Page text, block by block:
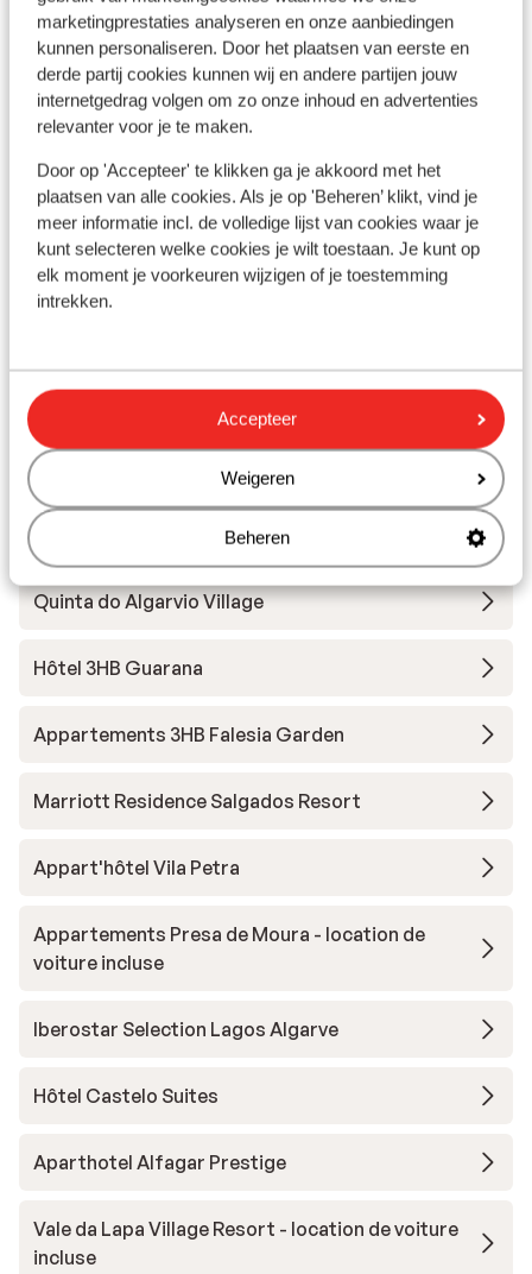
marketingprestaties analyseren en onze aanbiedingen
kunnen personaliseren. Door het plaatsen van eerste en
derde partij cookies kunnen wij en andere partijen jouw
internetgedrag volgen om zo onze inhoud en advertenties
relevanter voor je te maken.
Door op 'Accepteer' te klikken ga je akkoord met het
plaatsen van alle cookies. Als je op 'Beheren’ klikt, vind je
meer informatie incl. de volledige lijst van cookies waar je
kunt selecteren welke cookies je wilt toestaan. Je kunt op
elk moment je voorkeuren wijzigen of je toestemming
intrekken.
Accepteer
Weigeren
Beheren
À proximité
Distance du centre-ville: environ 400 mètres
Distance de l'aéroport environ 45 kilomètres
Distance jusqu'à l'arrêt de bus environ 100 mètres
Distance à la supérette la plus proche environ 900
mètres
Distance au restaurant le plus proche environ 900
mètres
Autres hébergements - Algarve
3HB Faro
Hotel PortoBay Blue Ocean
Quinta do Algarvio Village
Hôtel 3HB Guarana
Appartements 3HB Falesia Garden
Marriott Residence Salgados Resort
Appart'hôtel Vila Petra
Appartements Presa de Moura - location de
voiture incluse
Iberostar Selection Lagos Algarve
Hôtel Castelo Suites
Aparthotel Alfagar Prestige
Vale da Lapa Village Resort - location de voiture
incluse